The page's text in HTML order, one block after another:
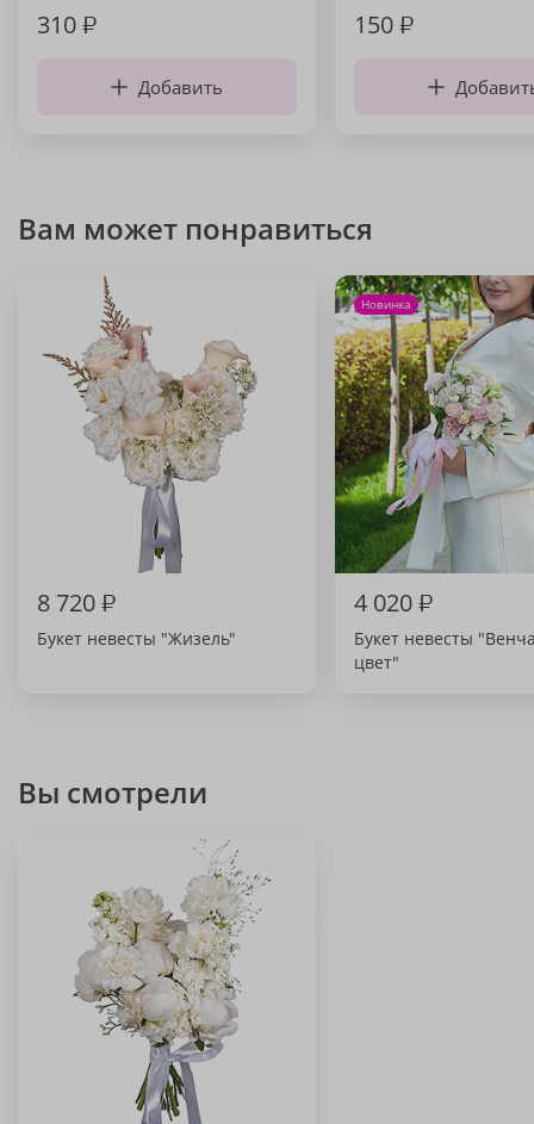
310₽
Добавить
150₽
Вам может понравиться
8 720₽
Букет невесты "Жизель"
Новинка
4 020₽
Букет невесты
цвет"
Вы смотрели